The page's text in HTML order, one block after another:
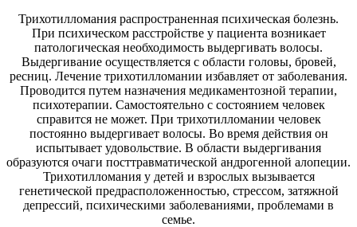
Трихотилломания распространенная психическая болезнь.
При психическом расстройстве у пациента возникает
патологическая необходимость выдергивать волосы.
Выдергивание осуществляется с области головы, бровей,
ресниц. Лечение трихотилломании избавляет от заболевания.
Проводится путем назначения медикаментозной терапии,
психотерапии. Самостоятельно с состоянием человек
справится не может. При трихотилломании человек
постоянно выдергивает волосы. Во время действия он
испытывает удовольствие. В области выдергивания
образуются очаги посттравматической андрогенной алопеции.
Трихотилломания у детей и взрослых вызывается
генетической предрасположенностью, стрессом, затяжной
депрессий, психическими заболеваниями, проблемами в
семье.